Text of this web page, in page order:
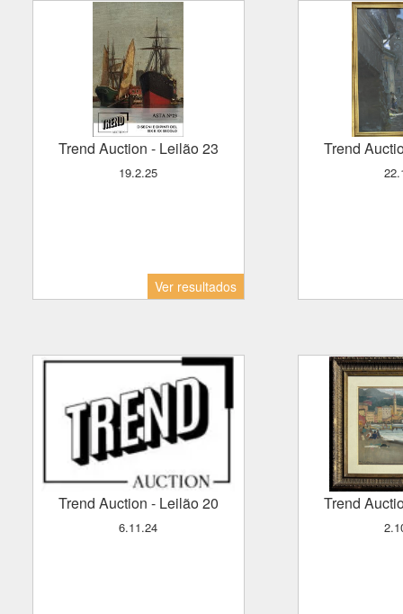
Trend Auction - Leilão 23
19.2.25
Ver resultados
Trend
Trend Auction - Leilão 20
6.11.24
Trend